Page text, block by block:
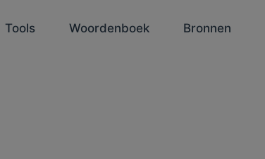
Tools Woordenboek Bronnen